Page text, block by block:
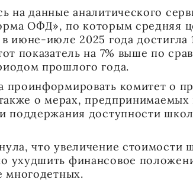
на данные аналитического
ОФД», по которым средняя
июне-июле 2025 года достигла
показатель на 7% выше по
прошлого года.
проинформировать комитет о
о мерах, предпринимаемых
поддержания доступности
что увеличение стоимости
ухудшить финансовое
многодетных.